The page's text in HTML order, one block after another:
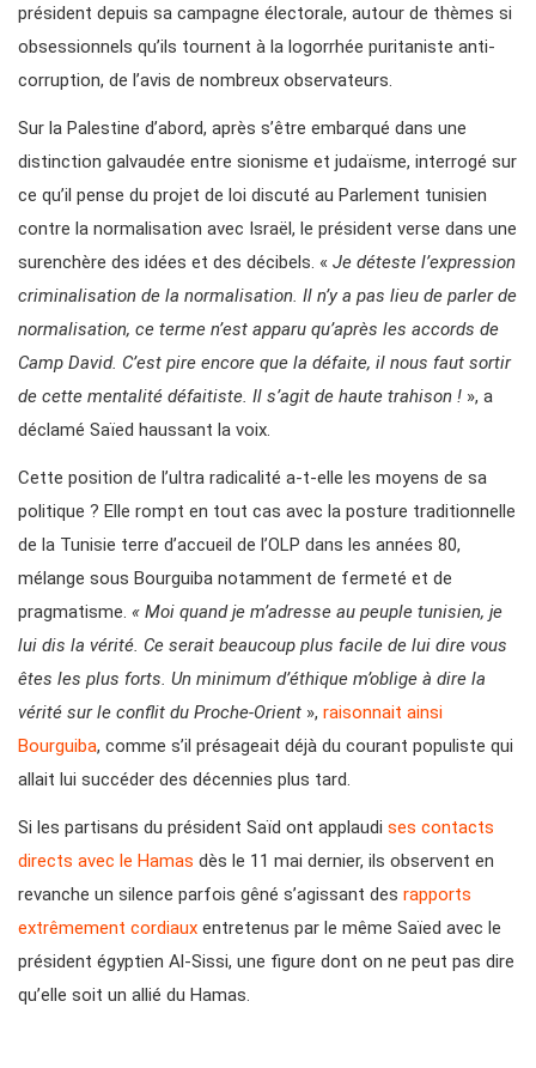
président depuis sa campagne électorale, autour de thèmes si
obsessionnels qu’ils tournent à la logorrhée puritaniste anti-
corruption, de l’avis de nombreux observateurs.
Sur la Palestine d’abord, après s’être embarqué dans une
distinction galvaudée entre sionisme et judaïsme, interrogé sur
ce qu’il pense du projet de loi discuté au Parlement tunisien
contre la normalisation avec Israël, le président verse dans une
surenchère des idées et des décibels. « Je déteste l’expression
criminalisation de la normalisation. Il n’y a pas lieu de parler de
normalisation, ce terme n’est apparu qu’après les accords de
Camp David. C’est pire encore que la défaite, il nous faut sortir
de cette mentalité défaitiste. Il s’agit de haute trahison ! », a
déclamé Saïed haussant la voix.
Cette position de l’ultra radicalité a-t-elle les moyens de sa
politique ? Elle rompt en tout cas avec la posture traditionnelle
de la Tunisie terre d’accueil de l’OLP dans les années 80,
mélange sous Bourguiba notamment de fermeté et de
pragmatisme. « Moi quand je m’adresse au peuple tunisien, je
lui dis la vérité. Ce serait beaucoup plus facile de lui dire vous
êtes les plus forts. Un minimum d’éthique m’oblige à dire la
vérité sur le conflit du Proche-Orient », raisonnait ainsi
Bourguiba, comme s’il présageait déjà du courant populiste qui
allait lui succéder des décennies plus tard.
Si les partisans du président Saïd ont applaudi ses contacts
directs avec le Hamas dès le 11 mai dernier, ils observent en
revanche un silence parfois gêné s’agissant des rapports
extrêmement cordiaux entretenus par le même Saïed avec le
président égyptien Al-Sissi, une figure dont on ne peut pas dire
qu’elle soit un allié du Hamas.